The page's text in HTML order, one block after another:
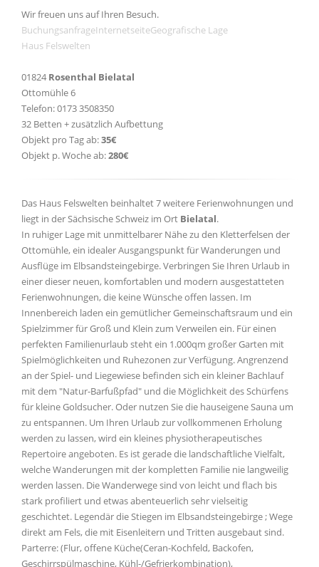
Wir freuen uns auf Ihren Besuch.
BuchungsanfrageInternetseiteGeografische Lage
Haus Felswelten
01824 Rosenthal Bielatal
Ottomühle 6
Telefon: 0173 3508350
32 Betten + zusätzlich Aufbettung
Objekt pro Tag ab:35€
Objekt p. Woche ab:280€
Das Haus Felswelten beinhaltet 7 weitere Ferienwohnungen und
liegt in der Sächsische Schweiz im Ort Bielatal.
In ruhiger Lage mit unmittelbarer Nähe zu den Kletterfelsen der
Ottomühle, ein idealer Ausgangspunkt für Wanderungen und
Ausflüge im Elbsandsteingebirge. Verbringen Sie Ihren Urlaub in
einer dieser neuen, komfortablen und modern ausgestatteten
Ferienwohnungen, die keine Wünsche offen lassen. Im
Innenbereich laden ein gemütlicher Gemeinschaftsraum und ein
Spielzimmer für Groß und Klein zum Verweilen ein. Für einen
perfekten Familienurlaub steht ein 1.000qm großer Garten mit
Spielmöglichkeiten und Ruhezonen zur Verfügung. Angrenzend
an der Spiel- und Liegewiese befinden sich ein kleiner Bachlauf
mit dem "Natur-Barfußpfad" und die Möglichkeit des Schürfens
für kleine Goldsucher. Oder nutzen Sie die hauseigene Sauna um
zu entspannen. Um Ihren Urlaub zur vollkommenen Erholung
werden zu lassen, wird ein kleines physiotherapeutisches
Repertoire angeboten. Es ist gerade die landschaftliche Vielfalt,
welche Wanderungen mit der kompletten Familie nie langweilig
werden lassen. Die Wanderwege sind von leicht und flach bis
stark profiliert und etwas abenteuerlich sehr vielseitig
geschichtet. Legendär die Stiegen im Elbsandsteingebirge ; Wege
direkt am Fels, die mit Eisenleitern und Tritten ausgebaut sind.
Parterre: (Flur, offene Küche(Ceran-Kochfeld, Backofen,
Geschirrspülmaschine, Kühl-/Gefrierkombination),